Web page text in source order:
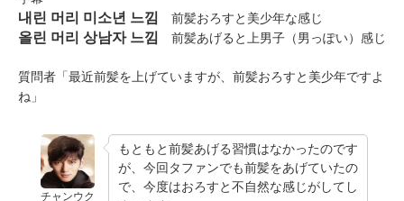
내린 머리 미소년 느낌 前髪おろすと美少年な感じ
올린 머리 상남자 느낌 前髪あげると上男子（男っぽい）感じ
質問者「最近前髪を上げていますが、前髪おろすと美少年ですよ
ね」
チャンウク
もともと前髪あげる習慣はなかったのです
が、今回タファンでも前髪をあげていたの
で、今度はおろすと不自然な感じがしてし